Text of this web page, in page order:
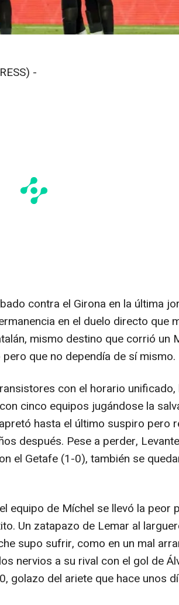
-
contra el Girona en la última
en el duelo directo que
mismo destino que corrió un
que no dependía de sí mismo.
con el horario unificado,
cinco equipos jugándose la
hasta el último suspiro pero
después. Pese a perder,
el Getafe (1-0), también se
equipo de Míchel se llevó la peor
Un zatapazo de Lemar al
supo sufrir, como en un mal
nervios a su rival con el gol de
golazo del ariete que hace unos